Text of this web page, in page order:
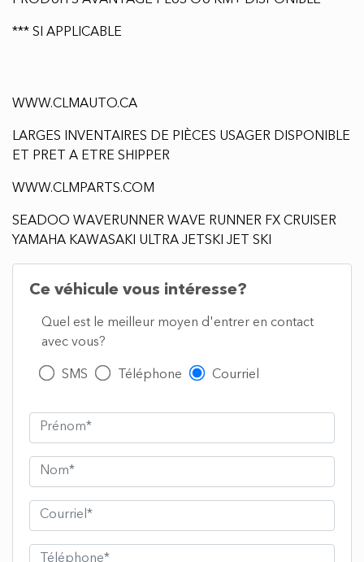
*** SI APPLICABLE
WWW.CLMAUTO.CA
LARGES INVENTAIRES DE PIÈCES USAGER DISPONIBLE
ET PRET A ETRE SHIPPER
WWW.CLMPARTS.COM
SEADOO WAVERUNNER WAVE RUNNER FX CRUISER
YAMAHA KAWASAKI ULTRA JETSKI JET SKI
Ce véhicule vous intéresse?
Quel est le meilleur moyen d'entrer en contact
avec vous?
SMS Téléphone Courriel